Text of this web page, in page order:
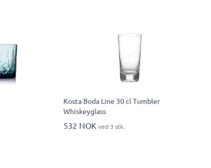
Kosta Boda Line 30 cl Tumbler
Whiskeyglass
532 NOK ved 3 stk.